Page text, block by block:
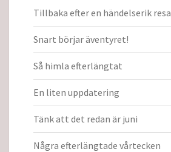
Tillbaka efter en händelserik resa
Snart börjar äventyret!
Så himla efterlängtat
En liten uppdatering
Tänk att det redan är juni
Några efterlängtade vårtecken